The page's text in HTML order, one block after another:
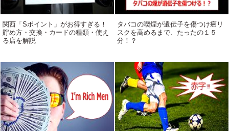
関西「Sポイント」がお得すぎる！
貯め方・交換・カードの種類・使え
る店を解説
タバコの喫煙が遺伝子を傷つけ癌リ
スクを高めるまで、たったの１５
分！？